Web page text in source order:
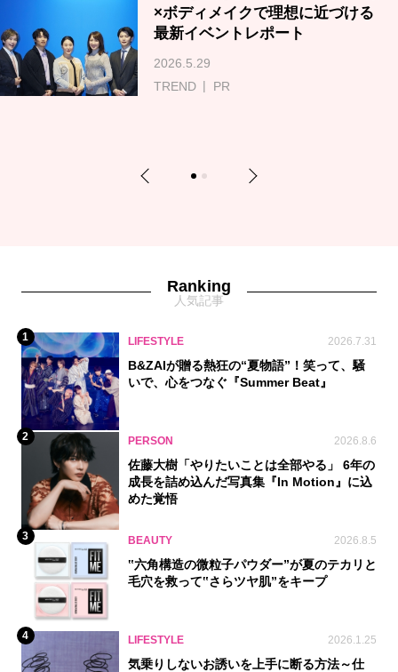
×ボディメイクで理想に近づける
最新イベントレポート
2026.5.29
TREND
PR
Previous 1 2 Next
Ranking
人気記事
1 LIFESTYLE 2026.7.31
B&ZAIが贈る熱狂の“夏物語”！笑って、騒
いで、心をつなぐ『Summer Beat』
2 PERSON 2026.8.6
佐藤大樹「やりたいことは全部やる」 6年の
成長を詰め込んだ写真集『In Motion』に込
めた覚悟
3 BEAUTY 2026.8.5
‟六角構造の微粒子パウダー”が夏のテカリと
毛穴を救って‟さらツヤ肌”をキープ
4 LIFESTYLE 2026.1.25
気乗りしないお誘いを上手に断る方法～仕